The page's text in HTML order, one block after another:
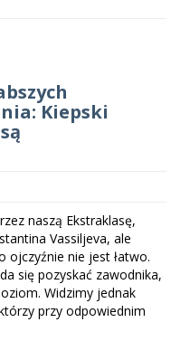
Kiepski
naszą Ekstraklasę,
Vassiljeva, ale
ojczyźnie nie jest łatwo.
się pozyskać zawodnika,
Widzimy jednak
przy odpowiednim